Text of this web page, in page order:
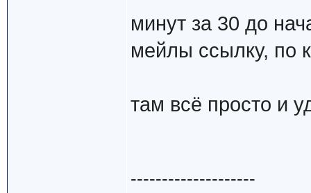
минут за 30 до
мейлы ссылку, по
там всё просто и
--------------------